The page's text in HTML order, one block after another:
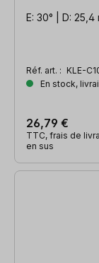
E: 30° | D: 25,4
Réf. art. : KLE-
En stock,
26,79 €
TTC, frais de
en sus